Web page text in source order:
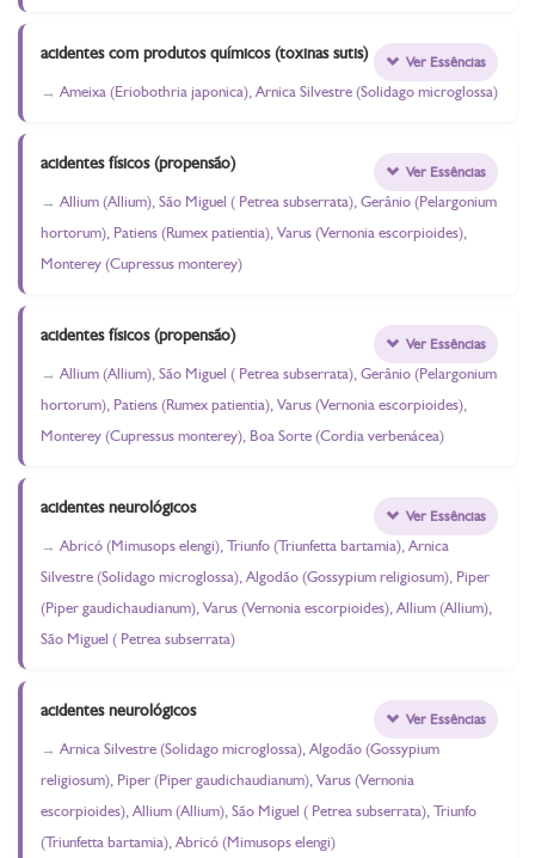
acidentes com produtos químicos (toxinas sutis)
Ameixa (Eriobothria japonica), Arnica Silvestre (Solidago microglossa)
Ver Essências
acidentes físicos (propensão)
Allium (Allium), São Miguel ( Petrea subserrata), Gerânio (Pelargonium
hortorum), Patiens (Rumex patientia), Varus (Vernonia escorpioides),
Monterey (Cupressus monterey)
Ver Essências
acidentes físicos (propensão)
Allium (Allium), São Miguel ( Petrea subserrata), Gerânio (Pelargonium
hortorum), Patiens (Rumex patientia), Varus (Vernonia escorpioides),
Monterey (Cupressus monterey), Boa Sorte (Cordia verbenácea)
Ver Essências
acidentes neurológicos
Abricó (Mimusops elengi), Triunfo (Triunfetta bartamia), Arnica
Silvestre (Solidago microglossa), Algodão (Gossypium religiosum), Piper
(Piper gaudichaudianum), Varus (Vernonia escorpioides), Allium (Allium),
São Miguel ( Petrea subserrata)
Ver Essências
acidentes neurológicos
Arnica Silvestre (Solidago microglossa), Algodão (Gossypium
religiosum), Piper (Piper gaudichaudianum), Varus (Vernonia
escorpioides), Allium (Allium), São Miguel ( Petrea subserrata), Triunfo
(Triunfetta bartamia), Abricó (Mimusops elengi)
Ver Essências